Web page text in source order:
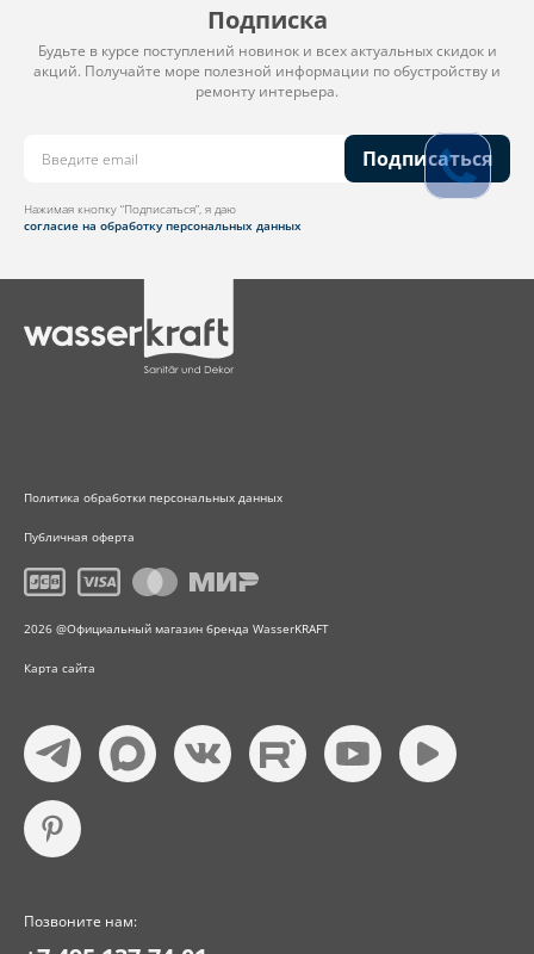
Подписка
Будьте в курсе поступлений новинок и всех актуальных скидок и
акций. Получайте море полезной информации по обустройству и
ремонту интерьера.
Подписаться
Нажимая кнопку “Подписаться”, я даю
согласие на обработку персональных данных
Политика обработки персональных данных
Публичная оферта
2026 @Официальный магазин бренда WasserKRAFT
Карта сайта
Позвоните нам: